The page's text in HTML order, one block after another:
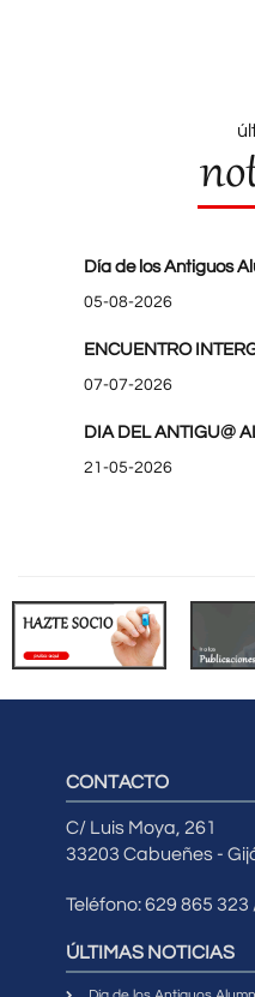
Día de los Antiguos
05-08-2026
ENCUENTRO
07-07-2026
DIA DEL ANTIGU@
21-05-2026
CONTACTO
C/ Luis Moya, 261
33203 Cabueñes -
Teléfono: 629 865 323
ÚLTIMAS NOTICIAS